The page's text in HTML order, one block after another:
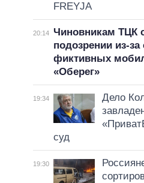
FREYJA
20:14
Чиновникам ТЦК
подозрении из-за
фиктивных
«Оберег»
19:34
Дело
суд
19:30